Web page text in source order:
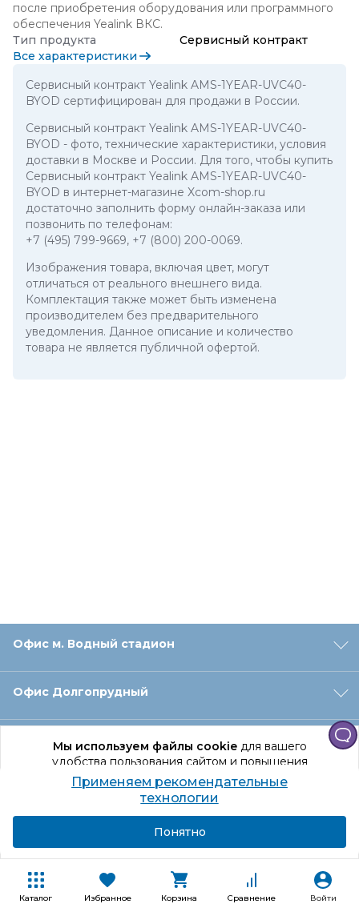
Каталог Избранное Корзина Сравнение Войти
Мы используем файлы cookieдля вашего
удобства пользования сайтом и повышения
качества рекомендаций.
Продолжая использование сайта, вы даете
согласие на обработку персональных данных
после приобретения оборудования или программного
обеспечения Yealink ВКС.
Тип продукта
Сервисный контракт
Все характеристики
Сервисный контракт Yealink AMS-1YEAR-UVC40-
BYOD сертифицирован для продажи в России.
Сервисный контракт Yealink AMS-1YEAR-UVC40-
BYOD - фото, технические характеристики, условия
доставки в Москве и России. Для того, чтобы купить
Сервисный контракт Yealink AMS-1YEAR-UVC40-
BYOD в интернет-магазине Xcom-shop.ru
достаточно заполнить форму онлайн-заказа или
позвонить по телефонам:
+7 (495) 799-9669, +7 (800) 200-0069.
Изображения товара, включая цвет, могут
отличаться от реального внешнего вида.
Комплектация также может быть изменена
производителем без предварительного
уведомления. Данное описание и количество
товара не является публичной офертой.
Офис м. Водный стадион
Офис Долгопрудный
Офис Санкт‑Петербург
Оформление заказа
Покупателям
Применяем рекомендательные
технологии
Понятно